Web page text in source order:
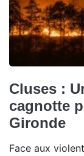
Cluses :
cagnotte
Gironde
Face aux